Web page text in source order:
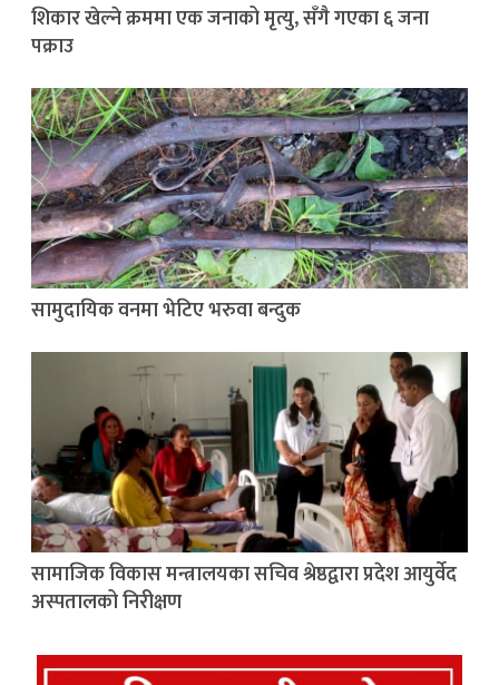
शिकार खेल्ने क्रममा एक जनाको मृत्यु, सँगै गएका ६ जना
पक्राउ
सामुदायिक वनमा भेटिए भरुवा बन्दुक
सामाजिक विकास मन्त्रालयका सचिव श्रेष्ठद्वारा प्रदेश आयुर्वेद
अस्पतालको निरीक्षण